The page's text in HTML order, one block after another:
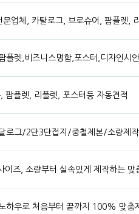
업체, 카탈로그, 브로슈어, 팜플렛,
플렛,비즈니스명함,포스터,디자인시
팜플렛, 리플렛, 포스터등 자동견적
로그/2단3단접지/중철제본/소량제
이즈, 소량부터 실속있게 제작하는 맞
하우로 처음부터 끝까지 100% 맞춤